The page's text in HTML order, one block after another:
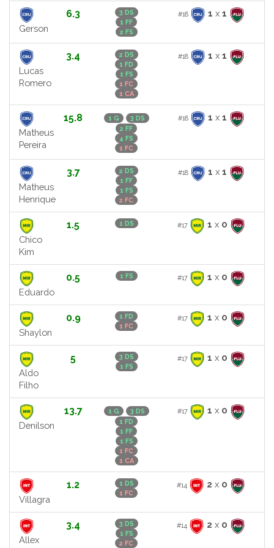
Gerson
6.3
3 DS
1 FF
2 FS
#18 1 x 1
Lucas
Romero
3.4
2 DS
1 FD
1 FS
1 FC
1 CA
#18 1 x 1
Matheus
Pereira
15.8 1 G
3 DS
2 FF
4 FS
1 FC
#18 1 x 1
Matheus
Henrique
3.7
2 DS
1 FF
1 FS
2 FC
#18 1 x 1
Chico
Kim
1.5 1 DS #17 1 x 0
Eduardo
0.5 1 FS #17 1 x 0
Shaylon
0.9
1 FD
1 FC
#17 1 x 0
Aldo
Filho
5
3 DS
1 FS
#17 1 x 0
Denilson
13.7 1 G
3 DS
1 FD
1 FF
1 FS
1 FC
1 CA
#17 1 x 0
Villagra
1.2
1 DS
1 FC
#14 2 x 0
Allex
3.4
3 DS
1 FS
2 FC
#14 2 x 0